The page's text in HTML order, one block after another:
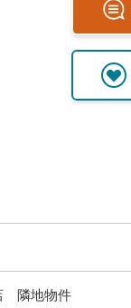
隣地物件